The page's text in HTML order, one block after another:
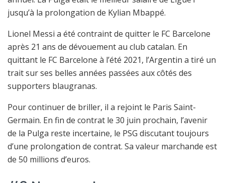
jusqu’à la prolongation de Kylian Mbappé.
Lionel Messi a été contraint de quitter le FC Barcelone
après 21 ans de dévouement au club catalan. En
quittant le FC Barcelone à l’été 2021, l’Argentin a tiré un
trait sur ses belles années passées aux côtés des
supporters blaugranas.
Pour continuer de briller, il a rejoint le Paris Saint-
Germain. En fin de contrat le 30 juin prochain, l’avenir
de la Pulga reste incertaine, le PSG discutant toujours
d’une prolongation de contrat. Sa valeur marchande est
de 50 millions d’euros.